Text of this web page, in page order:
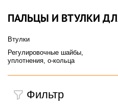
ПАЛЬЦЫ И ВТУЛКИ
Втулки
Регулировочные шайбы,
уплотнения, о-кольца
Фильтр